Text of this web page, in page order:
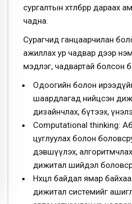
сургалтын хөтөлбөрөөрөө дараах
чадна.
Сурагчид ганцаарчилан
ажиллах ур чадвар дээр
мэдлэг, чадвартай болсон
Одоогийн болон
шаардлагад нийцсэн
дизайнчлах, бүтээх,
Computational thinking:
цуглуулах болон
дэвшүүлэх,
дижитал шийдэл
Нөхцөл байдал ямар
дижитал системийг